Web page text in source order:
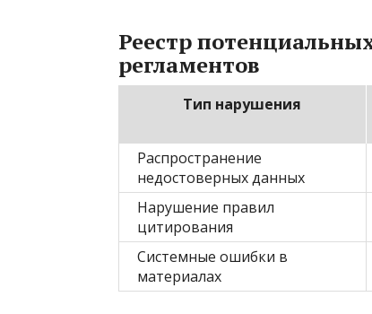
Реестр
регламентов
Тип нарушения
Распространение
недостоверных данных
Нарушение правил
цитирования
Системные ошибки в
материалах